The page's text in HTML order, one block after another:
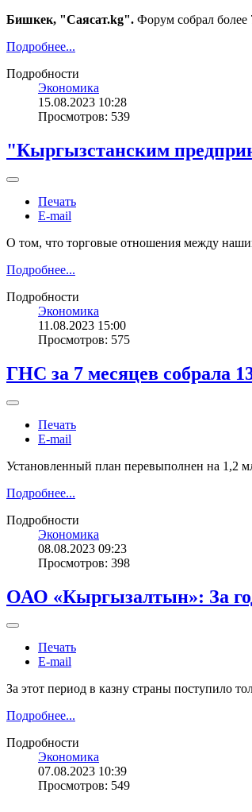
Бишкек, "Саясат.kg". Форум собрал более
Подробнее...
Подробности
Экономика
15.08.2023 10:28
Просмотров: 539
"Кыргызстанским
Печать
E-mail
О том, что торговые отношения между
Подробнее...
Подробности
Экономика
11.08.2023 15:00
Просмотров: 575
ГНС за 7 месяцев собрала
Печать
E-mail
Установленный план перевыполнен на 1,2
Подробнее...
Подробности
Экономика
08.08.2023 09:23
Просмотров: 398
ОАО «Кыргызалтын»: За
Печать
E-mail
За этот период в казну страны поступило
Подробнее...
Подробности
Экономика
07.08.2023 10:39
Просмотров: 549